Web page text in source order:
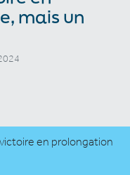
mais un
en prolongation